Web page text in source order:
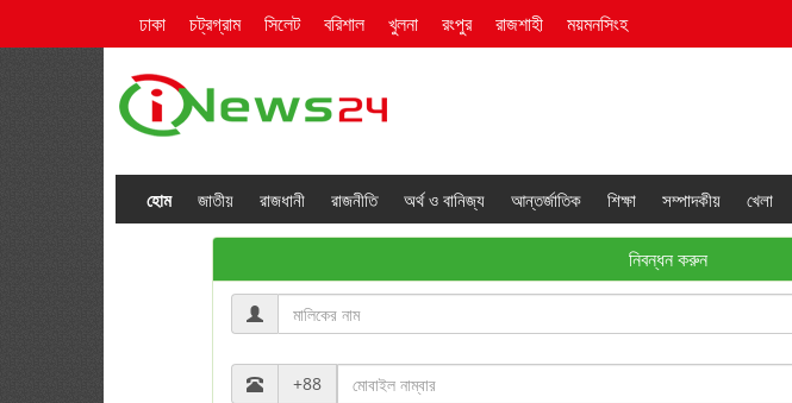
ঢাকা চট্রগ্রাম সিলেট বরিশাল খুলনা রংপুর রাজশাহী ময়মনসিংহ
হোম জাতীয় রাজধানী রাজনীতি অর্থ ও বানিজ্য আন্তর্জাতিক শিক্ষা সম্পাদকীয় খেলা
নিবন্ধন করুন
+88